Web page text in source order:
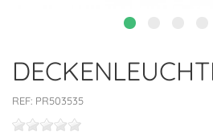
REF: PR503535